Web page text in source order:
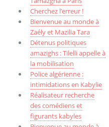
Cherchez l’erreur !
Bienvenue au monde à
Zaély et Mazilia Tara
Détenus politiques
amazighs : Tilelli appelle à
la mobilisation
Police algérienne :
intimidations en Kabylie
Réalisateur recherche
des comédiens et
figurants kabyles